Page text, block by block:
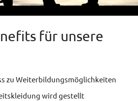
für unsere
zu Weiterbildungsmöglichkeiten
wird gestellt